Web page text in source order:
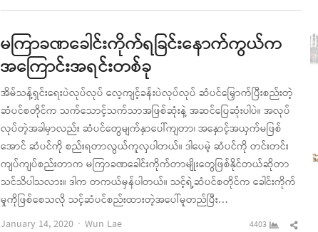
post
မကြာခဏခေါင်းကိုက်ရခြင်းနောက်ကွယ်က
အကြောင်းအရင်းတစ်ခု
အိမ်သန့်ရှင်းရေးပဲလုပ်လုပ် လေ့ကျင့်ခန်းပဲလုပ်လုပ် ဆံပင်မြှောက်ပြီးစည်းတဲ့
ဆံပင်စတိုင်က သက်သောင့်သက်သာအဖြစ်ဆုံးနဲ့ အဆင်ပြေဆုံးပါပဲ။ အလုပ်
လုပ်တဲ့အခါမှာလည်း ဆံပင်တွေမျက်နှာပေါ်ကျတာ၊ အနှောင့်အယှက်မဖြစ်
အောင် ဆံပင်ကို စည်းရတာလွယ်ကူလှပါတယ်။ ဒါပေမဲ့ ဆံပင်ကို တင်းတင်း
ကျပ်ကျပ်စည်းတာက မကြာခဏခေါင်းကိုက်တာမျိုးတွေဖြစ်နိုင်တယ်ဆိုတာ
သင်သိပါသလား။ ဒါက တကယ်မှန်ပါတယ်။ သင့်ရဲ့ဆံပင်စတိုင်က ခေါင်းကိုက်
မှုကိုဖြစ်စေသလို သင့်ဆံပင်စည်းထားတဲ့အပေါ်မူတည်ပြီး…
January 14, 2020
Author
Wun Lae 4403
Share